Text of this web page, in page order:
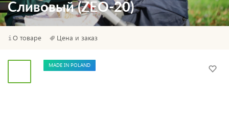
Сливовый (ZEO-20)
О товаре Цена и заказ
MADE IN POLAND